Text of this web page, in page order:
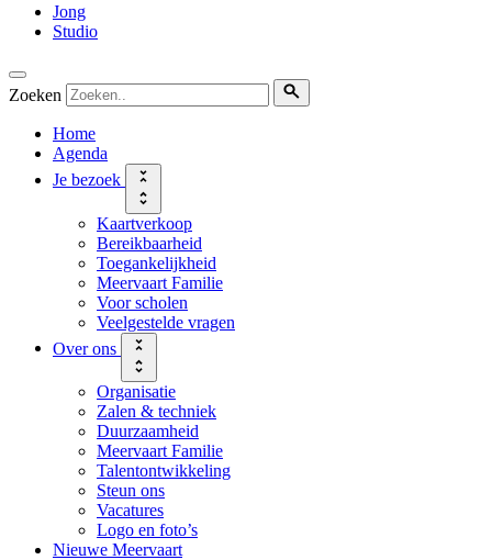
Jong
Studio
Zoeken
Home
Agenda
Je bezoek
Kaartverkoop
Bereikbaarheid
Toegankelijkheid
Meervaart Familie
Voor scholen
Veelgestelde vragen
Over ons
Organisatie
Zalen & techniek
Duurzaamheid
Meervaart Familie
Talentontwikkeling
Steun ons
Vacatures
Logo en foto’s
Nieuwe Meervaart